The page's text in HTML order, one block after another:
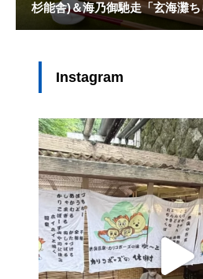
杉能舎)＆海乃御馳走「玄海灘
Instagram